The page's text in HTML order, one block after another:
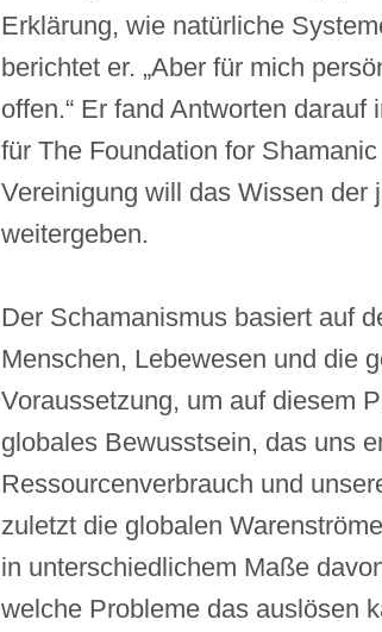
Erklärung, wie natürliche
berichtet er. „Aber für mich
offen.“ Er fand Antworten
für The Foundation for
Vereinigung will das Wissen der
weitergeben.
Der Schamanismus basiert auf
Menschen, Lebewesen und die
Voraussetzung, um auf diesem
globales Bewusstsein, das uns
Ressourcenverbrauch und
zuletzt die globalen
in unterschiedlichem Maße
welche Probleme das auslösen